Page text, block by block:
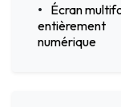
Écran
entièrement
numérique